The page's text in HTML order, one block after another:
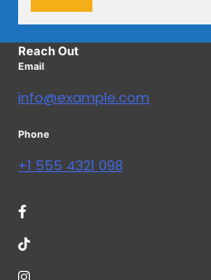
Reach Out
Email
info@example.com
Phone
+1 555 4321 098